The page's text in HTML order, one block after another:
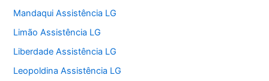
Mandaqui Assistência LG
Limão Assistência LG
Liberdade Assistência LG
Leopoldina Assistência LG